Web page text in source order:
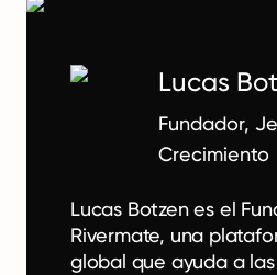
Lucas
Fundador,
Crecimiento
Lucas Botzen es el
Rivermate, una
global que ayuda a